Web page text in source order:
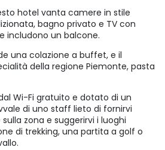
hotel vanta camere in stile
bagno privato e TV con
includono un balcone.
una colazione a buffet, e il
della regione Piemonte, pasta
Wi-Fi gratuito e dotato di un
di uno staff lieto di fornirvi
zona e suggerirvi i luoghi
di trekking, una partita a golf o